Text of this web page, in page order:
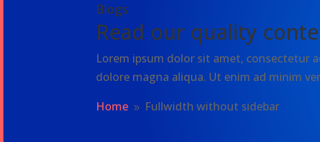
Blogs
Read our quality
Lorem ipsum dolor sit amet, consectetur
dolore magna aliqua. Ut enim ad minim
Home 9 Fullwidth without sidebar